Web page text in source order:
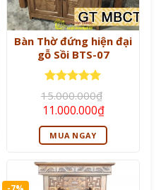
Bàn Thờ đứng hiện đại
gỗ Sồi BTS-07
Được xếp
hạng55
sao
15.000.000₫
Giá
gốc
là:
15.000.000₫.
11.000.000₫Giá
hiện
tại
là:
MUA NGAY